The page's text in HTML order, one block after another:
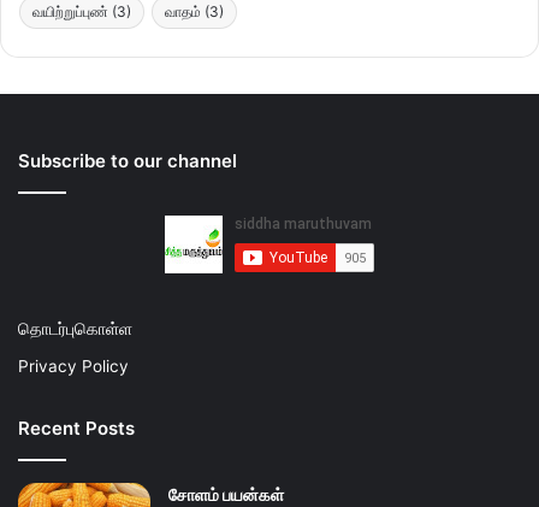
வயிற்றுப்புண் (3) வாதம் (3)
Subscribe to our channel
தொடர்புகொள்ள
Privacy Policy
Recent Posts
சோளம் பயன்கள்